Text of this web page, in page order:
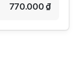
770.000 ₫